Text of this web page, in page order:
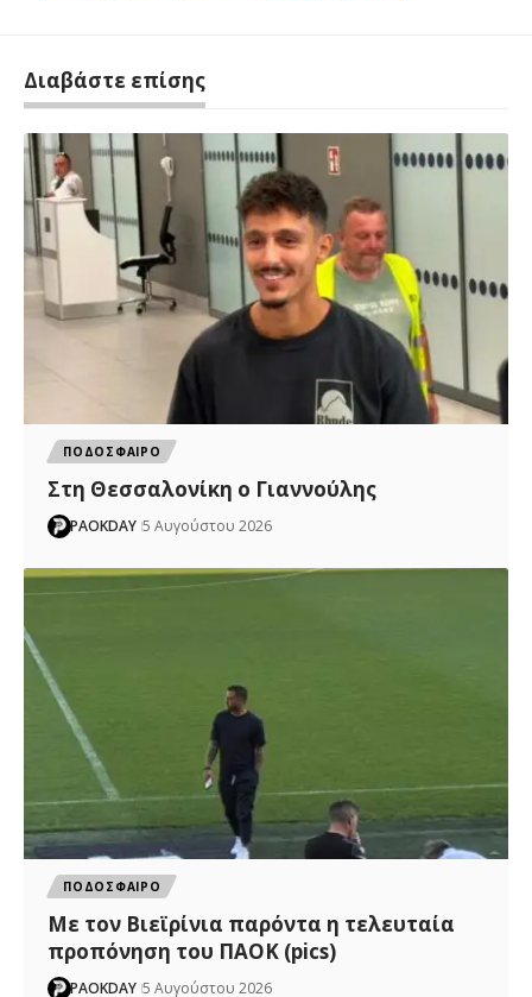
Διαβάστε επίσης
ΠΟΔΟΣΦΑΙΡΟ
Στη Θεσσαλονίκη ο Γιαννούλης
PAOKDAY 5 Αυγούστου 2026
ΠΟΔΟΣΦΑΙΡΟ
Με τον Βιεϊρίνια παρόντα η τελευταία
προπόνηση του ΠΑΟΚ (pics)
PAOKDAY 5 Αυγούστου 2026